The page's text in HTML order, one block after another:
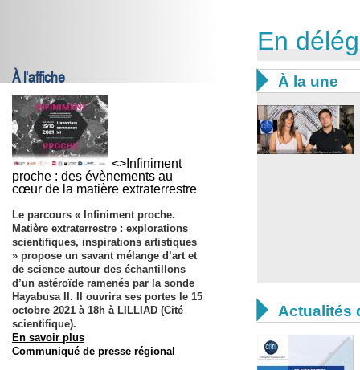
À l'affiche
<>Infiniment
proche : des évènements au
cœur de la matière extraterrestre
Le parcours « Infiniment proche.
Matière extraterrestre : explorations
scientifiques, inspirations artistiques
» propose un savant mélange d’art et
de science autour des échantillons
d’un astéroïde ramenés par la sonde
Hayabusa II. Il ouvrira ses portes le 15
octobre 2021 à 18h à LILLIAD (Cité
scientifique).
En savoir plus
Communiqué de presse régional
En
 À la une
 Actualités